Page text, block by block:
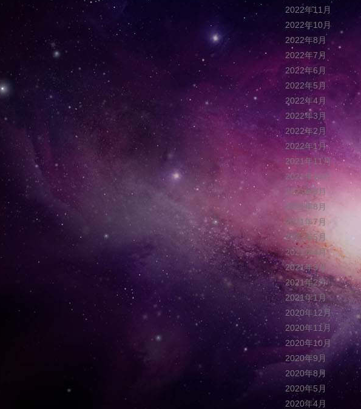
2022年11月
2022年10月
2022年8月
2022年7月
2022年6月
2022年5月
2022年4月
2022年3月
2022年2月
2022年1月
2021年11月
2021年10月
2021年9月
2021年8月
2021年7月
2021年5月
2021年4月
2021年3月
2021年2月
2021年1月
2020年12月
2020年11月
2020年10月
2020年9月
2020年8月
2020年5月
2020年4月